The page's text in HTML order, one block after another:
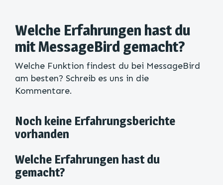
Welche Erfahrungen hast du
mit MessageBird gemacht?
Welche Funktion findest du bei MessageBird
am besten? Schreib es uns in die
Kommentare.
Noch keine Erfahrungsberichte
vorhanden
Welche Erfahrungen hast du
gemacht?